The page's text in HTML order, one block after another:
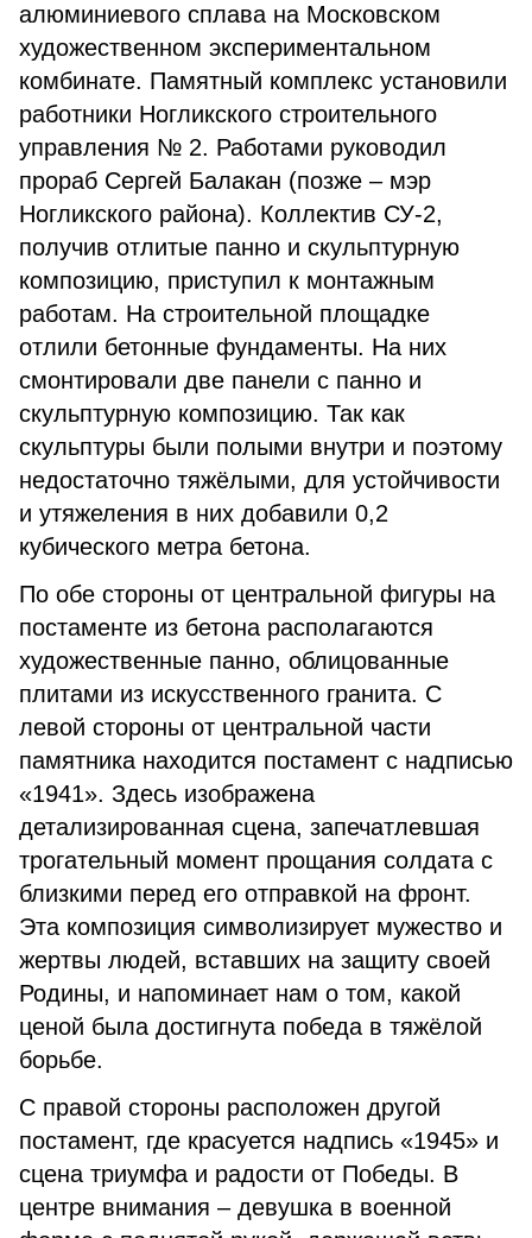
алюминиевого сплава на Московском
художественном экспериментальном
комбинате. Памятный комплекс установили
работники Ногликского строительного
управления № 2. Работами руководил
прораб Сергей Балакан (позже – мэр
Ногликского района). Коллектив СУ‑2,
получив отлитые панно и скульптурную
композицию, приступил к монтажным
работам. На строительной площадке
отлили бетонные фундаменты. На них
смонтировали две панели с панно и
скульптурную композицию. Так как
скульптуры были полыми внутри и поэтому
недостаточно тяжёлыми, для устойчивости
и утяжеления в них добавили 0,2
кубического метра бетона.
По обе стороны от центральной фигуры на
постаменте из бетона располагаются
художественные панно, облицованные
плитами из искусственного гранита. С
левой стороны от центральной части
памятника находится постамент с надписью
«1941». Здесь изображена
детализированная сцена, запечатлевшая
трогательный момент прощания солдата с
близкими перед его отправкой на фронт.
Эта композиция символизирует мужество и
жертвы людей, вставших на защиту своей
Родины, и напоминает нам о том, какой
ценой была достигнута победа в тяжёлой
борьбе.
С правой стороны расположен другой
постамент, где красуется надпись «1945» и
сцена триумфа и радости от Победы. В
центре внимания – девушка в военной